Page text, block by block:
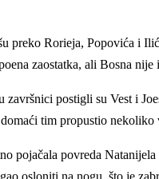
preko Rorieja, Popovića i
zaostatka, ali Bosna
završnici postigli su Vest i
tim propustio nekoliko
pojačala povreda